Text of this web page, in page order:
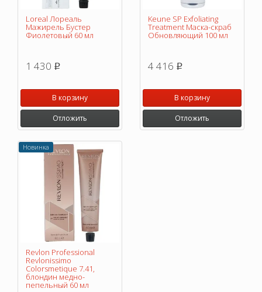
Loreal Лореаль
Мажирель Бустер
Фиолетовый 60 мл
1 430 p
В корзину
Отложить
Keune SP Exfoliating
Treatment Маска-скраб
Обновляющий 100 мл
4 416 p
В корзину
Отложить
Новинка
Revlon Professional
Revlonissimo
Colorsmetique 7.41,
блондин медно-
пепельный 60 мл